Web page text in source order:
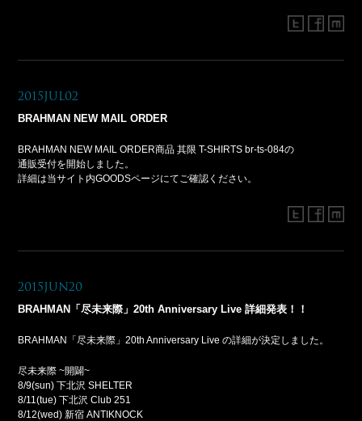
2015Jul02
BRAHMAN NEW MAIL ORDER
BRAHMAN NEW MAIL ORDER商品 其限 T-SHIRTS br-ts-084の
通販受付を開始しました。
詳細は当サイト内GOODSページにてご確認ください。
2015Jun20
BRAHMAN「尽未来際」20th Anniversary Live 詳細発表！！
BRAHMAN「尽未来際」20th Anniversary Live の詳細が決定しました。
尽未来際 ~開闢~
8/9(sun) 下北沢 SHELTER
8/11(tue) 下北沢 Club 251
8/12(wed) 新宿 ANTIKNOCK